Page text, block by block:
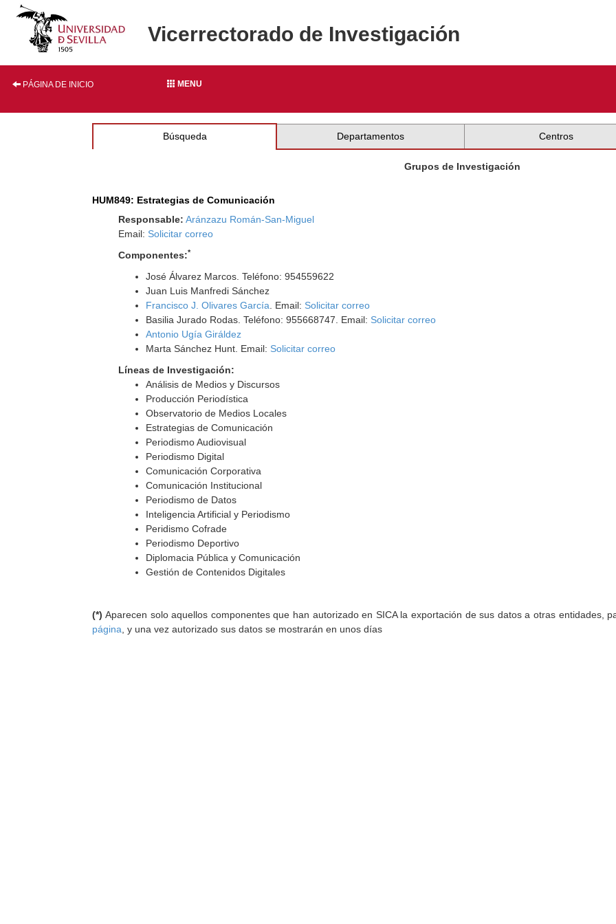
Vicerrectorado de Investigación
PÁGINA DE INICIO MENU
Búsqueda Departamentos Centros
Grupos de Investigación
HUM849: Estrategias de Comunicación
Responsable: Aránzazu Román-San-Miguel
Email: Solicitar correo
Componentes:*
José Álvarez Marcos. Teléfono: 954559622
Juan Luis Manfredi Sánchez
Francisco J. Olivares García . Email: Solicitar correo
Basilia Jurado Rodas. Teléfono: 955668747. Email: Solicitar correo
Antonio Ugía Giráldez
Marta Sánchez Hunt. Email: Solicitar correo
Líneas de Investigación:
Análisis de Medios y Discursos
Producción Periodística
Observatorio de Medios Locales
Estrategias de Comunicación
Periodismo Audiovisual
Periodismo Digital
Comunicación Corporativa
Comunicación Institucional
Periodismo de Datos
Inteligencia Artificial y Periodismo
Peridismo Cofrade
Periodismo Deportivo
Diplomacia Pública y Comunicación
Gestión de Contenidos Digitales
(*) Aparecen solo aquellos componentes que han autorizado en SICA la exportación de sus datos a otras entidades,
página , y una vez autorizado sus datos se mostrarán en unos días